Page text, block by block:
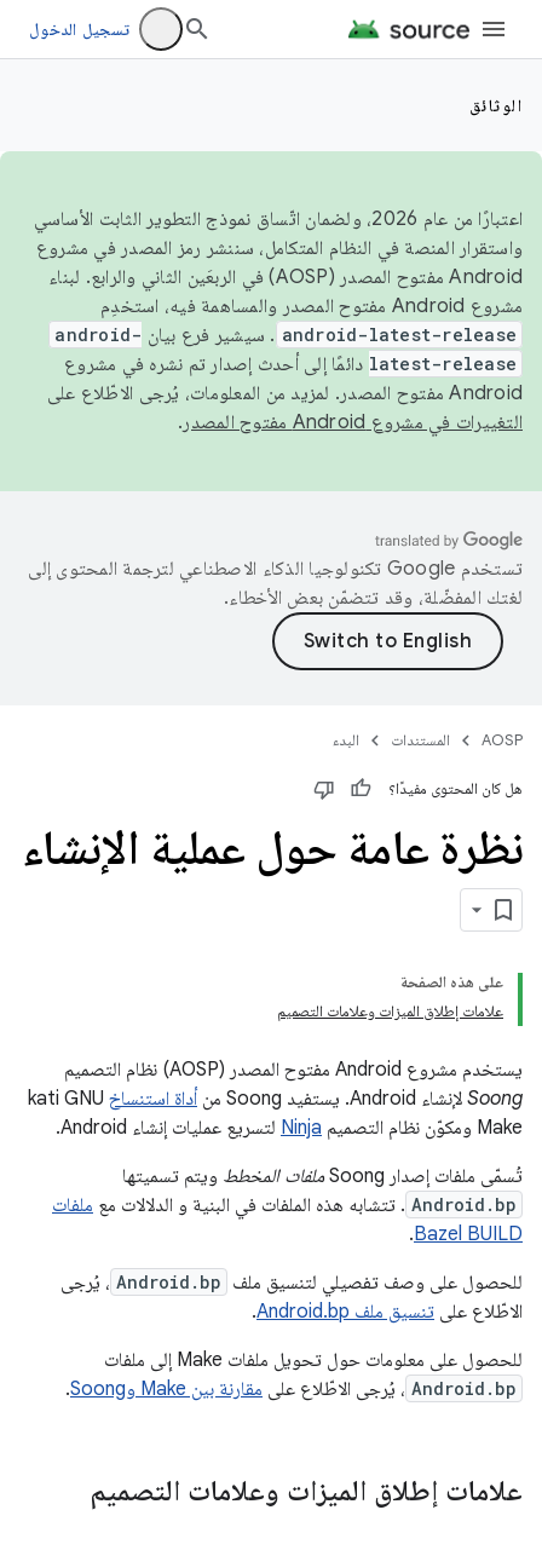
تسجيل الدخول
الوثائق
اعتبارًا من عام 2026، ولضمان اتّساق نموذج التطوير الثابت الأساسي
واستقرار المنصة في النظام المتكامل، سننشر رمز المصدر في مشروع
Android مفتوح المصدر (AOSP) في الربعَين الثاني والرابع. لبناء
مشروع Android مفتوح المصدر والمساهمة فيه، استخدِم
android-latest-release . سيشير فرع بيان android-
latest-release دائمًا إلى أحدث إصدار تم نشره في مشروع
Android مفتوح المصدر. لمزيد من المعلومات، يُرجى الاطّلاع على
التغييرات في مشروع Android مفتوح المصدر
.
تستخدم Google تكنولوجيا الذكاء الاصطناعي لترجمة المحتوى إلى
لغتك المفضّلة، وقد تتضمّن بعض الأخطاء.
AOSP المستندات البدء
هل كان المحتوى مفيدًا؟
نظرة عامة حول عملية الإنشاء
على هذه الصفحة
علامات إطلاق الميزات وعلامات التصميم
يستخدم مشروع Android مفتوح المصدر (AOSP) نظام التصميم
Soong لإنشاء Android. يستفيد Soong من أداة استنساخ kati GNU
Make ومكوّن نظام التصميم
Ninja لتسريع عمليات إنشاء Android.
تُسمّى ملفات إصدار Soong
ملفات المخطط ويتم تسميتها
Android.bp . تتشابه هذه الملفات في البنية و الدلالات مع ملفات
Bazel BUILD
.
للحصول على وصف تفصيلي لتنسيق ملف Android.bp ، يُرجى
الاطّلاع على تنسيق ملف Android.bp
.
للحصول على معلومات حول تحويل ملفات Make إلى ملفات
Android.bp ، يُرجى الاطّلاع على مقارنة بين Make وSoong .
علامات إطلاق الميزات وعلامات التصميم